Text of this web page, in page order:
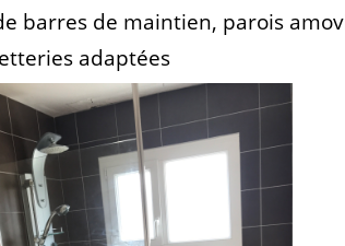
barres de maintien, parois
adaptées